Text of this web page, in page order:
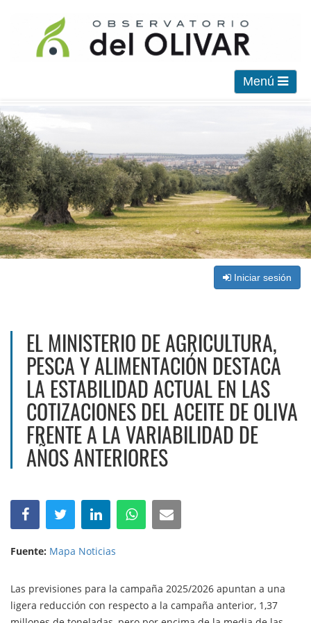
Menú
Iniciar sesión
EL MINISTERIO DE AGRICULTURA,
PESCA Y ALIMENTACIÓN DESTACA
LA ESTABILIDAD ACTUAL EN LAS
COTIZACIONES DEL ACEITE DE OLIVA
FRENTE A LA VARIABILIDAD DE
AÑOS ANTERIORES
Fuente: Mapa Noticias
Las previsiones para la campaña 2025/2026 apuntan a una
ligera reducción con respecto a la campaña anterior, 1,37